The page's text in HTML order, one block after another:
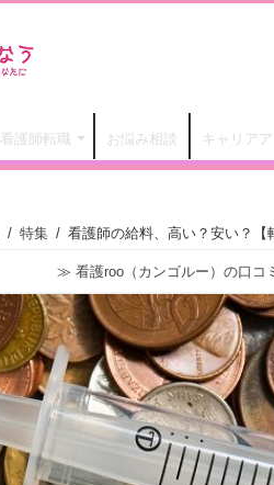
看護師転職 お悩み相談 キャリア
/ 特集 / 看護師の給料、高い？安い？【
≫ 看護roo（カンゴルー）の口コ